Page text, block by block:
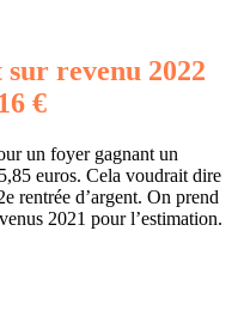
revenu 2022
€
un foyer gagnant un
euros. Cela voudrait dire
rentrée d’argent. On prend
2021 pour l’estimation.